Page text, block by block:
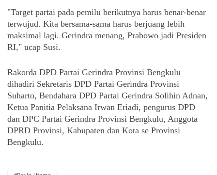
"Target partai pada pemilu berikutnya harus benar-benar
terwujud. Kita bersama-sama harus berjuang lebih
maksimal lagi. Gerindra menang, Prabowo jadi Presiden
RI," ucap Susi.
Rakorda DPD Partai Gerindra Provinsi Bengkulu
dihadiri Sekretaris DPD Partai Gerindra Provinsi
Suharto, Bendahara DPD Partai Gerindra Solihin Adnan,
Ketua Panitia Pelaksana Irwan Eriadi, pengurus DPD
dan DPC Partai Gerindra Provinsi Bengkulu, Anggota
DPRD Provinsi, Kabupaten dan Kota se Provinsi
Bengkulu.